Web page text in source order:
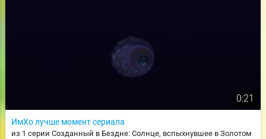
0:21
ИмХо лучше момент сериала
из 1 серии Созданный в Бездне: Солнце, вспыхнувшее в Золотом